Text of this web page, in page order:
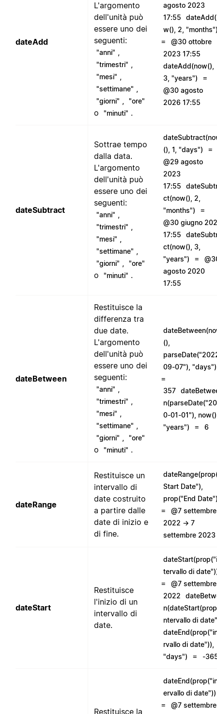
dateAdd
L'argomento
dell'unità può
essere uno dei
seguenti:
"anni" ,
"trimestri" ,
"mesi" ,
"settimane" ,
"giorni" , "ore"
o "minuti" .
agosto 2023
17:55
w(), 2,
=
@30 ottobre
2023 17:55
dateAdd(now(),
3, "years")
=
@30 agosto
2026 17:55
dateSubtract
Sottrae tempo
dalla data.
L'argomento
dell'unità può
essere uno dei
seguenti:
"anni" ,
"trimestri" ,
"mesi" ,
"settimane" ,
"giorni" , "ore"
o "minuti" .
(), 1, "days")
=
@29 agosto
2023
17:55
ct(now(), 2,
"months")
=
@30 giugno
17:55
ct(now(), 3,
"years")
=
agosto 2020
17:55
dateBetween
Restituisce la
differenza tra
due date.
L'argomento
dell'unità può
essere uno dei
seguenti:
"anni" ,
"trimestri" ,
"mesi" ,
"settimane" ,
"giorni" , "ore"
o "minuti" .
(),
09-07"), "days")
=
357
0-01-01"),
"years")
= 6
dateRange
Restituisce un
intervallo di
date costruito
a partire dalle
date di inizio e
di fine.
Start Date"),
prop("End
=
@7 settembre
2022 → 7
settembre 2023
dateStart
Restituisce
l'inizio di un
intervallo di
date.
tervallo di
=
@7 settembre
2022
ntervallo di
rvallo di date")),
"days")
= -
Restituisce la
ervallo di date"))
=
@7 settembre